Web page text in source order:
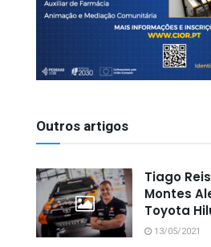
Outros artigos
Tiago
Montes
Toyota
13/05/2021